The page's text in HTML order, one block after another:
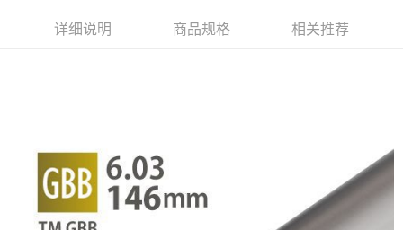
3. 目前僅支援台灣會員
https://aftee.tw/privacypolicy/
若款項超過繳費期限，將根據當次的金額加收年利率 16% 的逾期滯納金。
未成年的使用者，請事先徵得法定代理人或監護人之同意方可使用
AFTEE。
每笔NT$150，满NT$2,000(含以上)免运费
每笔NT$200，满NT$2,000(含以上)免运费
國家/地區配送 查看运费
详细说明 商品规格 相关推荐